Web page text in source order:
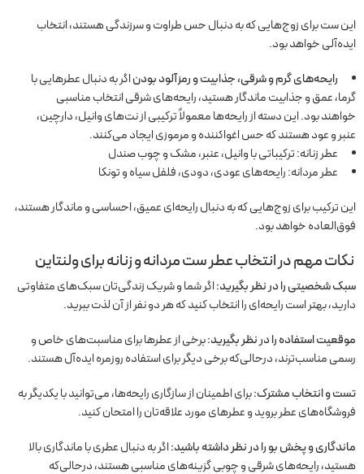
این ست برای زوج‌هایی که به دنبال حس طراوت و سرزندگی هستند، انتخاب
ایده‌آلی خواهد بود.
رایحه‌های گرم و شرقی، جذابیت و رمزآلود بودناگر به دنبال عطرهایی با
گرما، عمق و جذابیت ماندگار هستید، رایحه‌های شرقی انتخاب مناسبی
خواهند بود. این دسته از رایحه‌ها معمولاً ترکیبی از نت‌های وانیل، دارچین،
عنبر و عود هستند که حس اغواکننده و مرموزی ایجاد می‌کنند.
عطر زنانه: ترکیباتی با وانیل، عنبر، مشک و چوب صندل
عطر مردانه: رایحه‌های عودی، دودی، فلفل سیاه و تونکا
این ترکیب برای زوج‌هایی که به دنبال رایحه‌ای عمیق، احساسی و ماندگار هستند،
فوق‌العاده خواهد بود.
نکات مهم در انتخاب عطر ست مردانه و زنانه برای ولنتاین
سبک شخصیتی را در نظر بگیرید:اگر شما و شریک زندگی‌تان سبک‌های متفاوتی
دارید، بهتر است رایحه‌ای را انتخاب کنید که هر دو نفر از آن لذت ببرید.
موقعیت استفاده را در نظر بگیرید:برخی از عطرها برای مناسبت‌های خاص و
رسمی مناسب‌ترند، درحالی‌که برخی دیگر برای استفاده روزمره ایده‌آل هستند.
تست و انتخاب مشترک:برای اطمینان از سازگاری رایحه‌ها، می‌توانید با یکدیگر به
فروشگاه‌های عطر بروید و عطرهای مورد علاقه‌تان را امتحان کنید.
ماندگاری و پخش بو را در نظر داشته باشید:اگر به دنبال عطری با ماندگاری بالا
هستید، رایحه‌های شرقی و چوبی گزینه‌های مناسبی هستند، درحالی‌که